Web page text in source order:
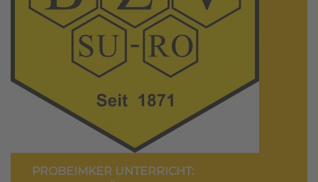
PROBEIMKER UNTERRICHT: